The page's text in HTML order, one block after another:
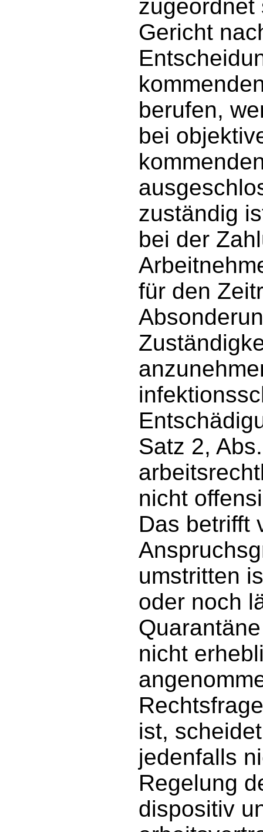
zugeordnet
Gericht
berufen,
bei
zuständig
bei der
für den
Satz 2,
nicht
Das betrifft
umstritten
oder noch
nicht
ist,
jedenfalls
Regelung
dispositiv